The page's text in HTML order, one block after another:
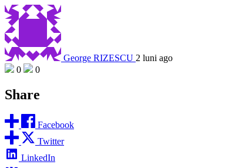
George RIZESCU 2 luni ago
0
0
Share
Facebook
Twitter
LinkedIn